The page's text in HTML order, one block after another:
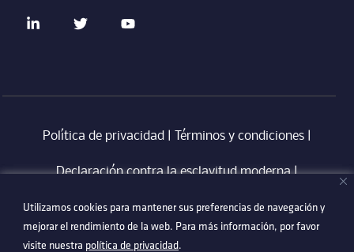
Utilizamos cookies para mantener sus preferencias de navegación y
mejorar el rendimiento de la web. Para más información, por favor
visite nuestra política de privacidad.
Utilizamos cookies para mantener sus preferencias de navegación y
mejorar el rendimiento de la web. Para más información, por favor
visite nuestra política de privacidad.
Política de privacidad Términos y condiciones
Declaración contra la esclavitud moderna‎ |
Código de Conducta en Proveedores Technetix|
Politica Anti-Corrupció